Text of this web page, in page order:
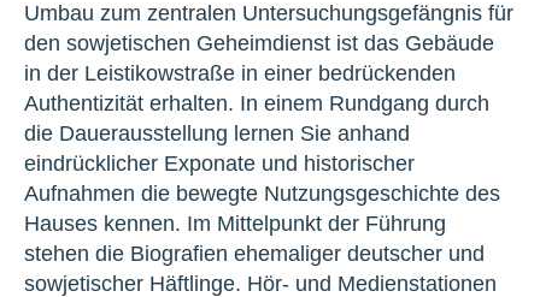
Umbau zum zentralen Untersuchungsgefängnis für
den sowjetischen Geheimdienst ist das Gebäude
in der Leistikowstraße in einer bedrückenden
Authentizität erhalten. In einem Rundgang durch
die Dauerausstellung lernen Sie anhand
eindrücklicher Exponate und historischer
Aufnahmen die bewegte Nutzungsgeschichte des
Hauses kennen. Im Mittelpunkt der Führung
stehen die Biografien ehemaliger deutscher und
sowjetischer Häftlinge. Hör- und Medienstationen